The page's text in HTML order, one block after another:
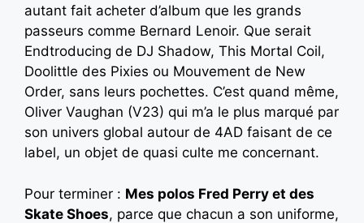
autant fait acheter d’album que les grands
passeurs comme Bernard Lenoir. Que serait
Endtroducing de DJ Shadow, This Mortal Coil,
Doolittle des Pixies ou Mouvement de New
Order, sans leurs pochettes. C’est quand même,
Oliver Vaughan (V23) qui m’a le plus marqué par
son univers global autour de 4AD faisant de ce
label, un objet de quasi culte me concernant.
Pour terminer : Mes polos Fred Perry et des
Skate Shoes, parce que chacun a son uniforme,